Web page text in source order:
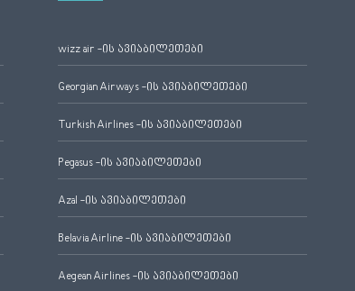
wizz air -ის ავიაბილეთები
Georgian Airways -ის ავიაბილეთები
Turkish Airlines -ის ავიაბილეთები
Pegasus -ის ავიაბილეთები
Azal -ის ავიაბილეთები
Belavia Airline -ის ავიაბილეთები
Aegean Airlines -ის ავიაბილეთები